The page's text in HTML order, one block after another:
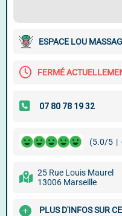
ESPACE LOU
FERMÉ
(5.0/5 |
25 Rue Louis Maurel
13006 Marseille
PLUS D'INFOS SUR